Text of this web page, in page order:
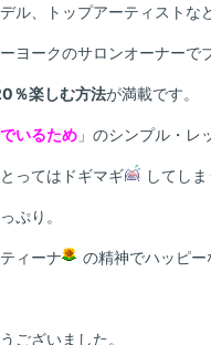
ル、トップアーティストな
ヨークのサロンオーナーで
％楽しむ方法が満載です。
いるため」のシンプル・レ
ってはドギマギ してし
ぷり。
ィーナ の精神でハッピ
ございました。